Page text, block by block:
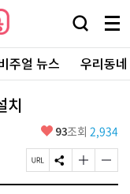
검
창
열
기
메
뉴
전
체
보
주얼 뉴스 우리동
치
좋
요
93조회 2,934
페
이
S
N
글
자
글
자